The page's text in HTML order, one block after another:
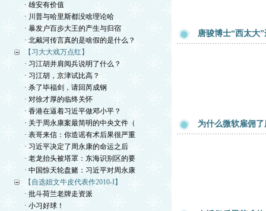
· 雄安有价值
· 川普与哈里斯都没啥理论哈
· 暴发户百步大王的产生与归宿
· 北戴河传言真的是啥假的是什么？
【习大大戏万点红】
· 习江胡并肩阅兵说明了什么？
· 习江胡，京津试比高？
· 杀了毕福剑，请回芮成钢
· 对徐才厚的临终关怀
· 香港在逼着习近平做邓小平？
· 关于周永康案最简明的中央文件（
· 表哥来信：你造谣有术后果很严重
· 习近平决定了周永康的命运之后
· 老龙抬头被塔罩：东海识别区的要
· 中国惊天轮盘赌：习近平对周永康
【自选妞文牛皮代表作2010-I】
· 批斗荷兰老牌走资派
· 小习好球！
唐骏博士“西太大
为什么微软雇佣